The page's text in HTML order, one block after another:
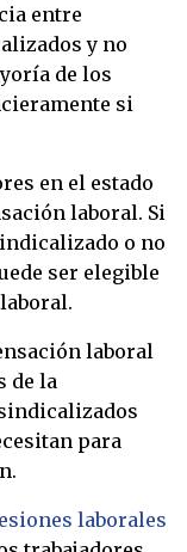
entre
y no
de los
si
en el estado
laboral. Si
o no
ser elegible
laboral
de la
para
laborales